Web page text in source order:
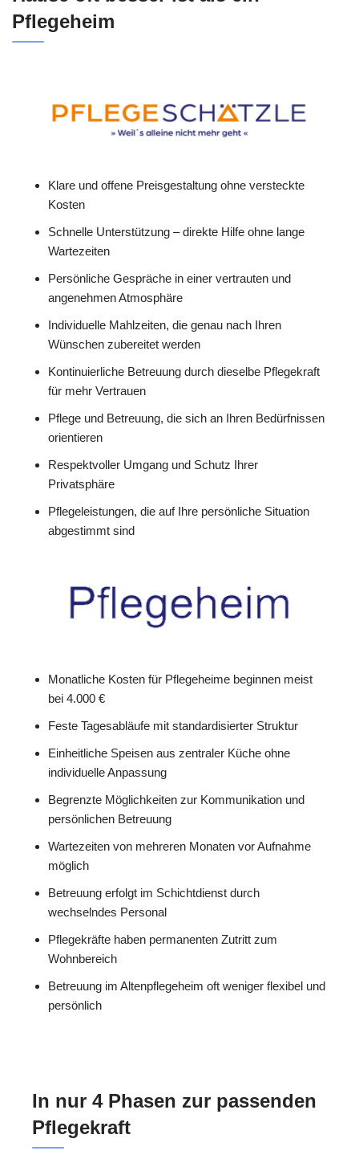
Pflegeheim
Klare und offene Preisgestaltung ohne versteckte
Kosten
Schnelle Unterstützung – direkte Hilfe ohne lange
Wartezeiten
Persönliche Gespräche in einer vertrauten und
angenehmen Atmosphäre
Individuelle Mahlzeiten, die genau nach Ihren
Wünschen zubereitet werden
Kontinuierliche Betreuung durch dieselbe Pflegekraft
für mehr Vertrauen
Pflege und Betreuung, die sich an Ihren Bedürfnissen
orientieren
Respektvoller Umgang und Schutz Ihrer
Privatsphäre
Pflegeleistungen, die auf Ihre persönliche Situation
abgestimmt sind
Monatliche Kosten für Pflegeheime beginnen meist
bei 4.000 €
Feste Tagesabläufe mit standardisierter Struktur
Einheitliche Speisen aus zentraler Küche ohne
individuelle Anpassung
Begrenzte Möglichkeiten zur Kommunikation und
persönlichen Betreuung
Wartezeiten von mehreren Monaten vor Aufnahme
möglich
Betreuung erfolgt im Schichtdienst durch
wechselndes Personal
Pflegekräfte haben permanenten Zutritt zum
Wohnbereich
Betreuung im Altenpflegeheim oft weniger flexibel und
persönlich
In nur 4 Phasen zur passenden
Pflegekraft